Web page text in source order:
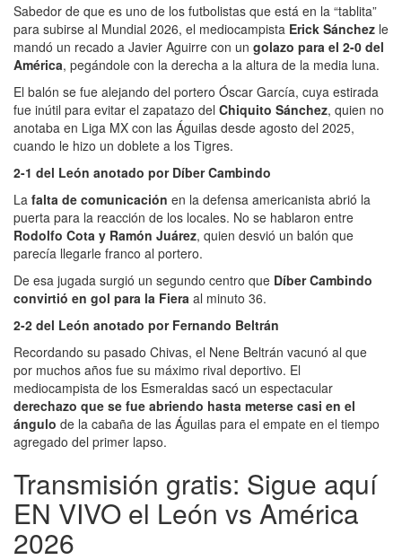
Sabedor de que es uno de los futbolistas que está en la “tablita”
para subirse al Mundial 2026, el mediocampista Erick Sánchez le
mandó un recado a Javier Aguirre con un golazo para el 2-0 del
América, pegándole con la derecha a la altura de la media luna.
El balón se fue alejando del portero Óscar García, cuya estirada
fue inútil para evitar el zapatazo del Chiquito Sánchez, quien no
anotaba en Liga MX con las Águilas desde agosto del 2025,
cuando le hizo un doblete a los Tigres.
2-1 del León anotado por Díber Cambindo
La falta de comunicación en la defensa americanista abrió la
puerta para la reacción de los locales. No se hablaron entre
Rodolfo Cota y Ramón Juárez, quien desvió un balón que
parecía llegarle franco al portero.
De esa jugada surgió un segundo centro que Díber Cambindo
convirtió en gol para la Fiera al minuto 36.
2-2 del León anotado por Fernando Beltrán
Recordando su pasado Chivas, el Nene Beltrán vacunó al que
por muchos años fue su máximo rival deportivo. El
mediocampista de los Esmeraldas sacó un espectacular
derechazo que se fue abriendo hasta meterse casi en el
ángulo de la cabaña de las Águilas para el empate en el tiempo
agregado del primer lapso.
Transmisión gratis: Sigue aquí
EN VIVO el León vs América
2026